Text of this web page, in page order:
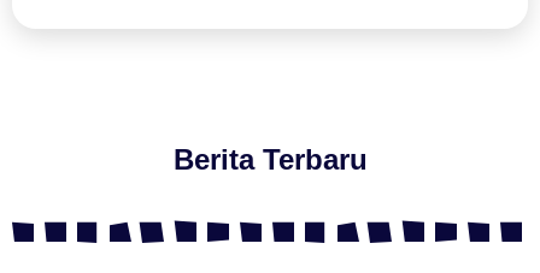
Berita Terbaru